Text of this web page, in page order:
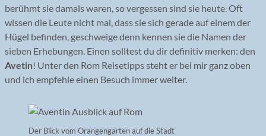
berühmt sie damals waren, so vergessen sind sie heute. Oft
wissen die Leute nicht mal, dass sie sich gerade auf einem der
Hügel befinden, geschweige denn kennen sie die Namen der
sieben Erhebungen. Einen solltest du dir definitiv merken: den
Avetin! Unter den Rom Reisetipps steht er bei mir ganz oben
und ich empfehle einen Besuch immer weiter.
Der Blick vom Orangengarten auf die Stadt